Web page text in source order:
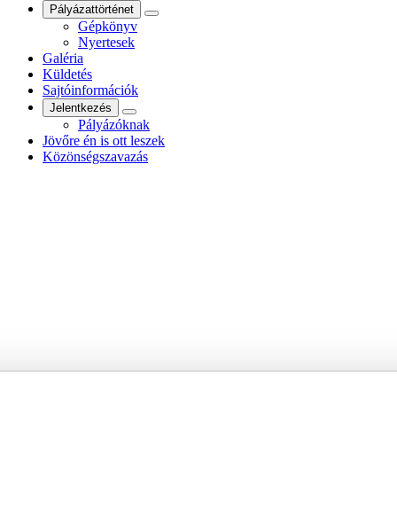
Pályázattörténet
Gépkönyv
Nyertesek
Galéria
Küldetés
Sajtóinformációk
Jelentkezés
Pályázóknak
Jövőre én is ott leszek
Közönségszavazás